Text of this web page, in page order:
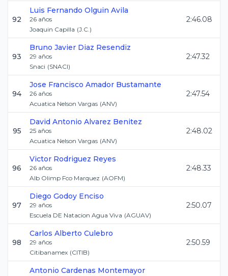
92
Luis Fernando Olguin Avila
26 años
Joaquin Capilla (J.C.)
2:46.08
93
Bruno Javier Diaz Resendiz
29 años
Snaci (SNACI)
2:47.32
94
Jose Francisco Amador Bustamante
26 años
Acuatica Nelson Vargas (ANV)
2:47.54
95
David Antonio Alvarez Benitez
25 años
Acuatica Nelson Vargas (ANV)
2:48.02
96
Victor Rodriguez Reyes
26 años
Alb Olimp Fco Marquez (AOFM)
2:48.33
97
Diego Godoy Enciso
29 años
Escuela DE Natacion Agua Viva (AGUAV)
2:50.07
98
Carlos Alberto Culebro
29 años
Citibanamex (CITIB)
2:50.59
Antonio Cardenas Montemayor